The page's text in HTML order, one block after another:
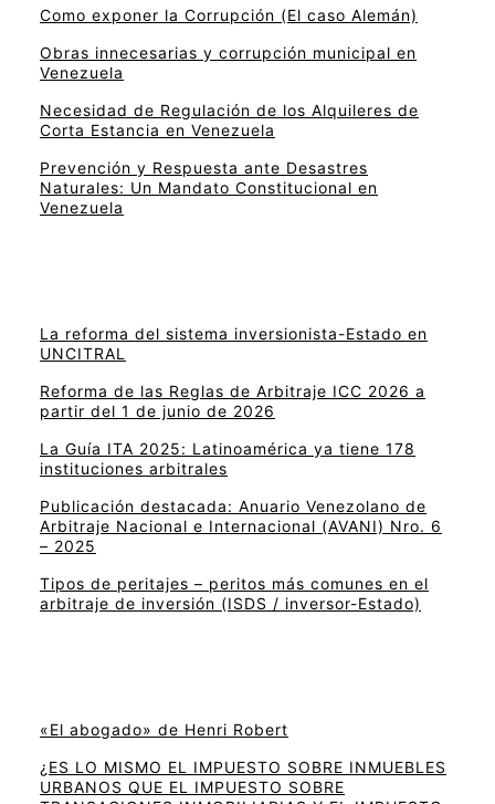
Como exponer la Corrupción (El caso Alemán)
Obras innecesarias y corrupción municipal en
Venezuela
Necesidad de Regulación de los Alquileres de
Corta Estancia en Venezuela
Prevención y Respuesta ante Desastres
Naturales: Un Mandato Constitucional en
Venezuela
La reforma del sistema inversionista-Estado en
UNCITRAL
Reforma de las Reglas de Arbitraje ICC 2026 a
partir del 1 de junio de 2026
La Guía ITA 2025: Latinoamérica ya tiene 178
instituciones arbitrales
Publicación destacada: Anuario Venezolano de
Arbitraje Nacional e Internacional (AVANI) Nro. 6
– 2025
Tipos de peritajes – peritos más comunes en el
arbitraje de inversión (ISDS / inversor-Estado)
«El abogado» de Henri Robert
¿ES LO MISMO EL IMPUESTO SOBRE INMUEBLES
URBANOS QUE EL IMPUESTO SOBRE